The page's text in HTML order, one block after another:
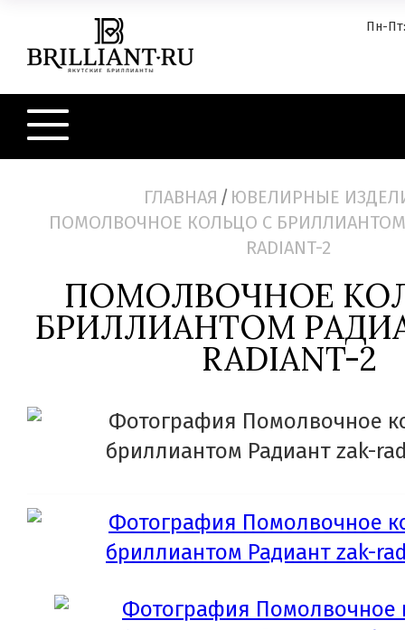
Пн-
ГЛАВНАЯ / ЮВЕЛИРНЫЕ
ПОМОЛВОЧНОЕ КОЛЬЦО С БРИЛЛИАНТОМ
RADIANT-2
ПОМОЛВОЧНОЕ
БРИЛЛИАНТОМ
RADIANT-2